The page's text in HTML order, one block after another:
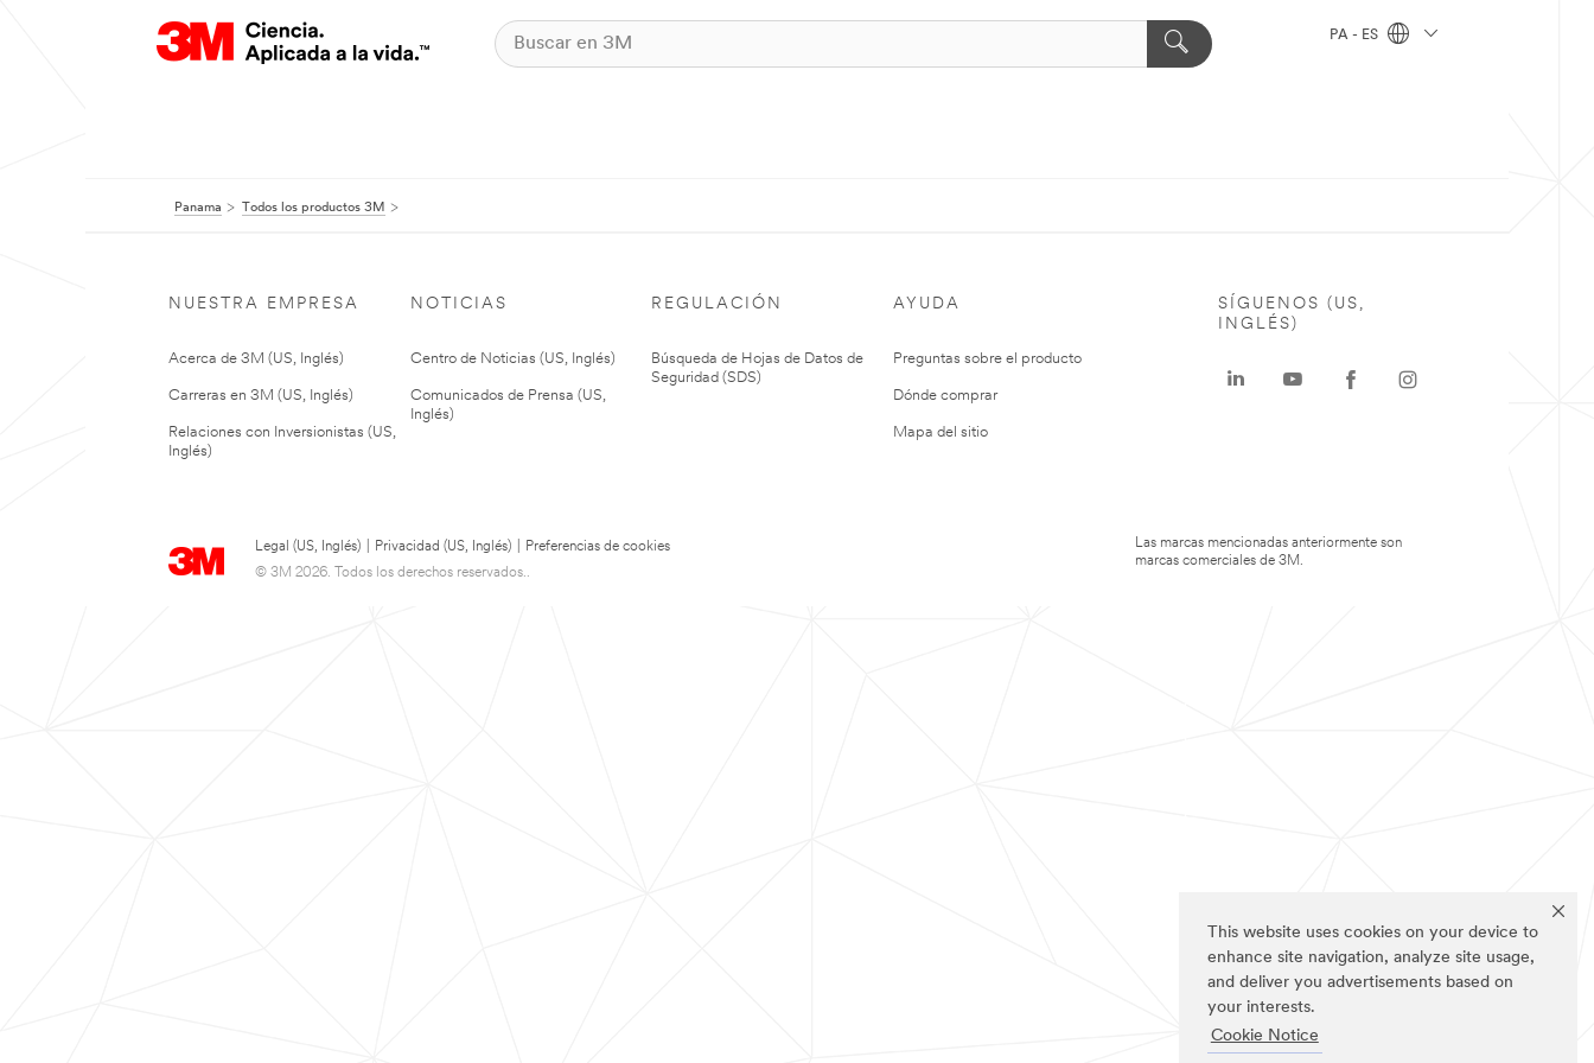
This website uses cookies on your device to
enhance site navigation, analyze site usage,
and deliver you advertisements based on
your interests.
Cookie Notice
PA - ES
Panama Todos los productos 3M
NUESTRA EMPRESA
Acerca de 3M (US, Inglés)
Carreras en 3M (US, Inglés)
Relaciones con Inversionistas (US,
Inglés)
NOTICIAS
Centro de Noticias (US, Inglés)
Comunicados de Prensa (US,
Inglés)
REGULACIÓN
Búsqueda de Hojas de Datos de
Seguridad (SDS)
AYUDA
Preguntas sobre el producto
Dónde comprar
Mapa del sitio
Legal (US, Inglés) Privacidad (US, Inglés)
Preferencias de cookies
© 3M 2026. Todos los derechos reservados..
SÍGUENOS (US,
INGLÉS)
Las marcas mencionadas anteriormente son
marcas comerciales de 3M.